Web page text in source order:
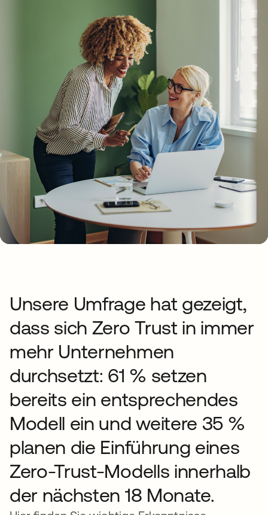
Unsere Umfrage hat gezeigt,
dass sich Zero Trust in immer
mehr Unternehmen
durchsetzt: 61 % setzen
bereits ein entsprechendes
Modell ein und weitere 35 %
planen die Einführung eines
Zero-Trust-Modells innerhalb
der nächsten 18 Monate.